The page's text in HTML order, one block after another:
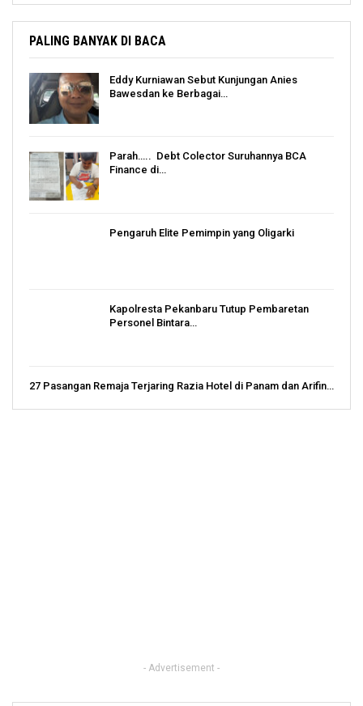
PALING BANYAK DI BACA
Eddy Kurniawan Sebut Kunjungan Anies
Bawesdan ke Berbagai…
Parah….. Debt Colector Suruhannya BCA
Finance di…
Pengaruh Elite Pemimpin yang Oligarki
Kapolresta Pekanbaru Tutup Pembaretan
Personel Bintara…
27 Pasangan Remaja Terjaring Razia Hotel di Panam dan Arifin…
- Advertisement -